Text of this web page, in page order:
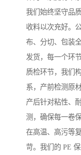
我们始终坚守品
收料以次充好。
布、分切、包装
发货，每一个环
质检环节，我们
系，产前检测原
产后针对粘性、
测，确保每一卷
在高温、高污等
苛。我们的 PE